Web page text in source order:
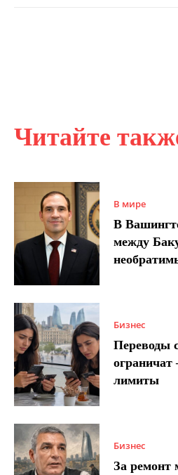
Читайте
В мире
В
между
Бизнес
Переводы
лимиты
Бизнес
За ремонт